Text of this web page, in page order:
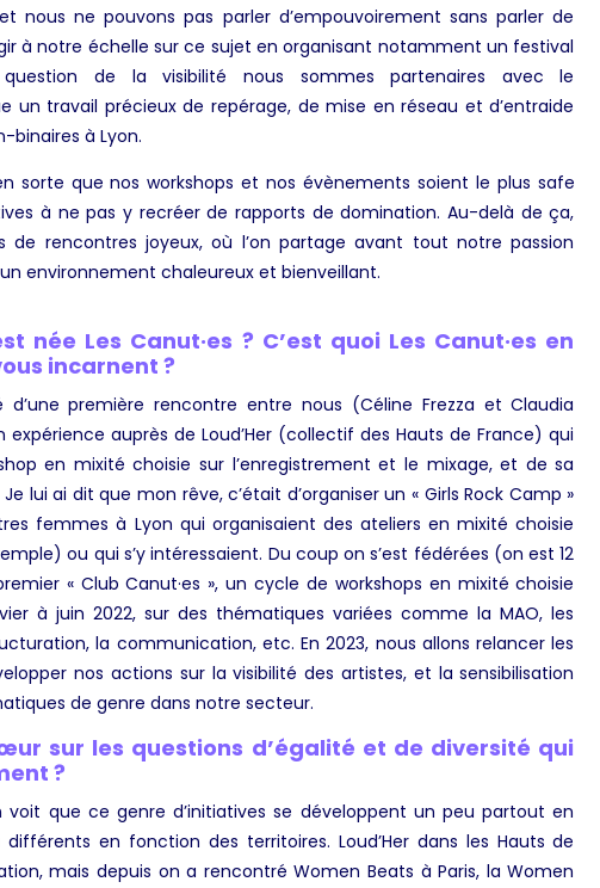
nous ne pouvons pas parler d’empouvoirement sans parler de
à notre échelle sur ce sujet en organisant notamment un festival
de la visibilité nous sommes partenaires avec le
un travail précieux de repérage, de mise en réseau et d’entraide
binaires à Lyon.
sorte que nos workshops et nos évènements soient le plus safe
à ne pas y recréer de rapports de domination. Au-delà de ça,
de rencontres joyeux, où l’on partage avant tout notre passion
environnement chaleureux et bienveillant.
née Les Canut·es ? C’est quoi Les Canut·es en
incarnent ?
première rencontre entre nous (Céline Frezza et Claudia
expérience auprès de Loud’Her (collectif des Hauts de France) qui
en mixité choisie sur l’enregistrement et le mixage, et de sa
lui ai dit que mon rêve, c’était d’organiser un « Girls Rock Camp »
femmes à Lyon qui organisaient des ateliers en mixité choisie
ou qui s’y intéressaient. Du coup on s’est fédérées (on est 12
« Club Canut·es », un cycle de workshops en mixité choisie
à juin 2022, sur des thématiques variées comme la MAO, les
la communication, etc. En 2023, nous allons relancer les
nos actions sur la visibilité des artistes, et la sensibilisation
de genre dans notre secteur.
sur les questions d’égalité et de diversité qui
?
que ce genre d’initiatives se développent un peu partout en
en fonction des territoires. Loud’Her dans les Hauts de
mais depuis on a rencontré Women Beats à Paris, la Women